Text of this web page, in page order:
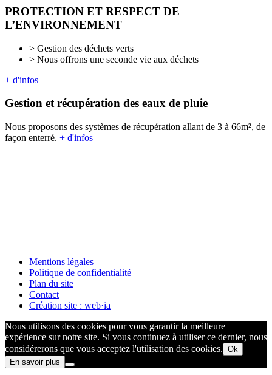
PROTECTION ET RESPECT DE
L’ENVIRONNEMENT
> Gestion des déchets verts
> Nous offrons une seconde vie aux déchets
+ d'infos
Gestion et récupération des eaux de pluie
Nous proposons des systèmes de récupération allant de 3 à 66m², de
façon enterré. + d'infos
Mentions légales
Politique de confidentialité
Plan du site
Contact
Création site : web·ia
Nous utilisons des cookies pour vous garantir la meilleure
expérience sur notre site. Si vous continuez à utiliser ce dernier, nous
considérerons que vous acceptez l'utilisation des cookies. Ok
En savoir plus